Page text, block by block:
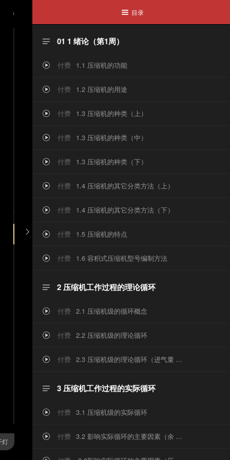
1026
积
购买后即可观看完整内容
购买课程
灯

 目录
 01 1 绪论（第1周）
 付费 1.1 压缩机的功能
 付费 1.2 压缩机的用途
 付费 1.3 压缩机的种类（上）
 付费 1.3 压缩机的种类（中）
 付费 1.3 压缩机的种类（下）
 付费 1.4 压缩机的其它分类方法（上）
 付费 1.4 压缩机的其它分类方法（下）
 付费 1.5 压缩机的特点
 付费 1.6 容积式压缩机型号编制方法
 2 压缩机工作过程的理论循环
 付费 2.1 压缩机级的循环概念
 付费 2.2 压缩机级的理论循环
 付费 2.3 压缩机级的理论循环（进气量 ...
 3 压缩机工作过程的实际循环
 付费 3.1 压缩机级的实际循环
 付费 3.2 影响实际循环的主要因素（余 ...